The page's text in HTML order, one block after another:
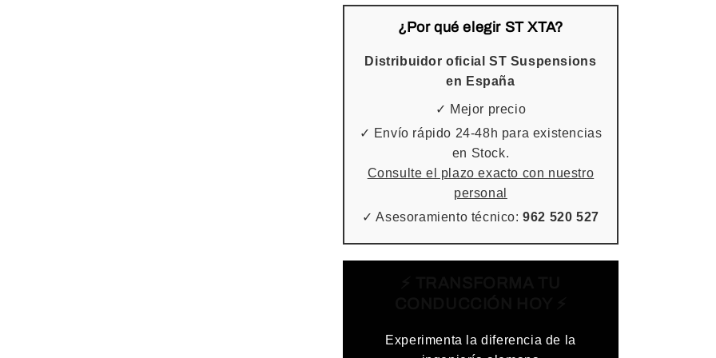
¿Por qué elegir ST XTA?
Distribuidor oficial ST Suspensions
en España
✓ Mejor precio
✓ Envío rápido 24-48h para existencias
en Stock.
Consulte el plazo exacto con nuestro
personal
✓ Asesoramiento técnico:962 520 527
Experimenta la diferencia de la